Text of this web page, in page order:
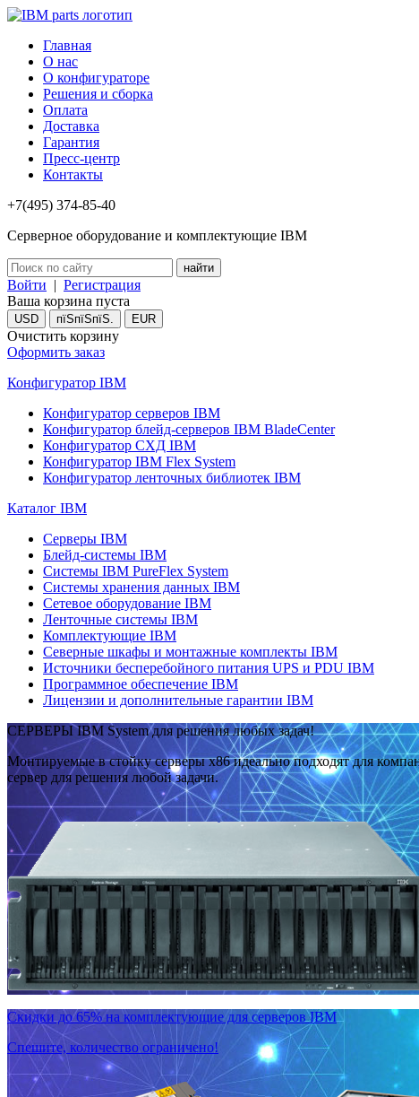
Главная
О нас
О конфигураторе
Решения и сборка
Оплата
Доставка
Гарантия
Пресс-центр
Контакты
+7(495) 374-85-40
Серверное оборудование и комплектующие IBM
Войти | Регистрация
Ваша корзина пуста
USD пїЅпїЅпїЅ. EUR
Очистить корзину
Оформить заказ
Конфигуратор IBM
Конфигуратор серверов IBM
Конфигуратор блейд-серверов IBM BladeCenter
Конфигуратор СХД IBM
Конфигуратор IBM Flex System
Конфигуратор ленточных библиотек IBM
Каталог IBM
Серверы IBM
Блейд-системы IBM
Системы IBM PureFlex System
Системы хранения данных IBM
Сетевое оборудование IBM
Ленточные системы IBM
Комплектующие IBM
Северные шкафы и монтажные комплекты IBM
Источники бесперебойного питания UPS и PDU IBM
Программное обеспечение IBM
Лицензии и дополнительные гарантии IBM
СЕРВЕРЫ IBM System для решения любых задач!
Монтируемые в стойку серверы x86 идеально подходят для
сервер для решения любой задачи.
Скидки до 65% на комплектующие для серверов IBM
Спешите, количество ограничено!